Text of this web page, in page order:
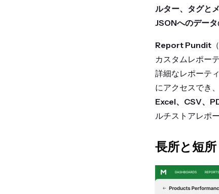
ルター、タグと
JSONへのデー
Report Pundit
カスタムレポー
詳細なレポーテ
にアクセスでき、
Excel、CSV、
ルチストアレポ
長所と短所